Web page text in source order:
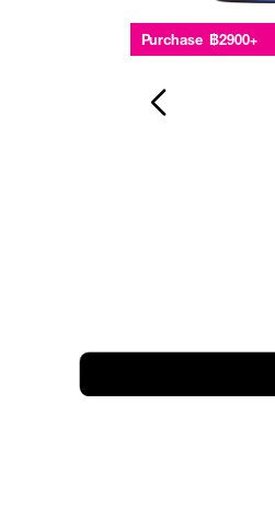
Purchase ฿2900+